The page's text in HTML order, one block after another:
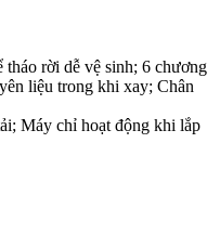
rời dễ vệ sinh; 6 chương
liệu trong khi xay; Chân
Máy chỉ hoạt động khi lắp